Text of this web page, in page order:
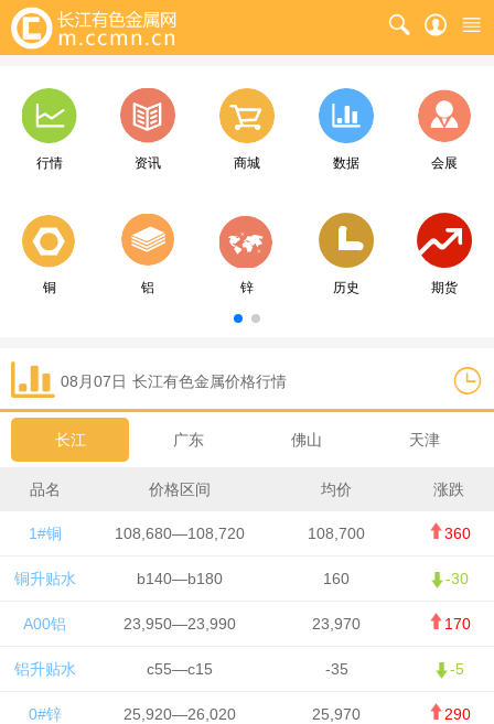
行情 资讯 商城 数据 会展
铜 铝 锌 历史 期货
08月07日 长江有色金属价格行情
长江 广东 佛山 天津
品名 价格区间 均价 涨跌
1#铜 108,680—108,720 108,700 360
铜升贴水 b140—b180 160 -30
A00铝 23,950—23,990 23,970 170
铝升贴水 c55—c15 -35 -5
0#锌 25,920—26,020 25,970 290